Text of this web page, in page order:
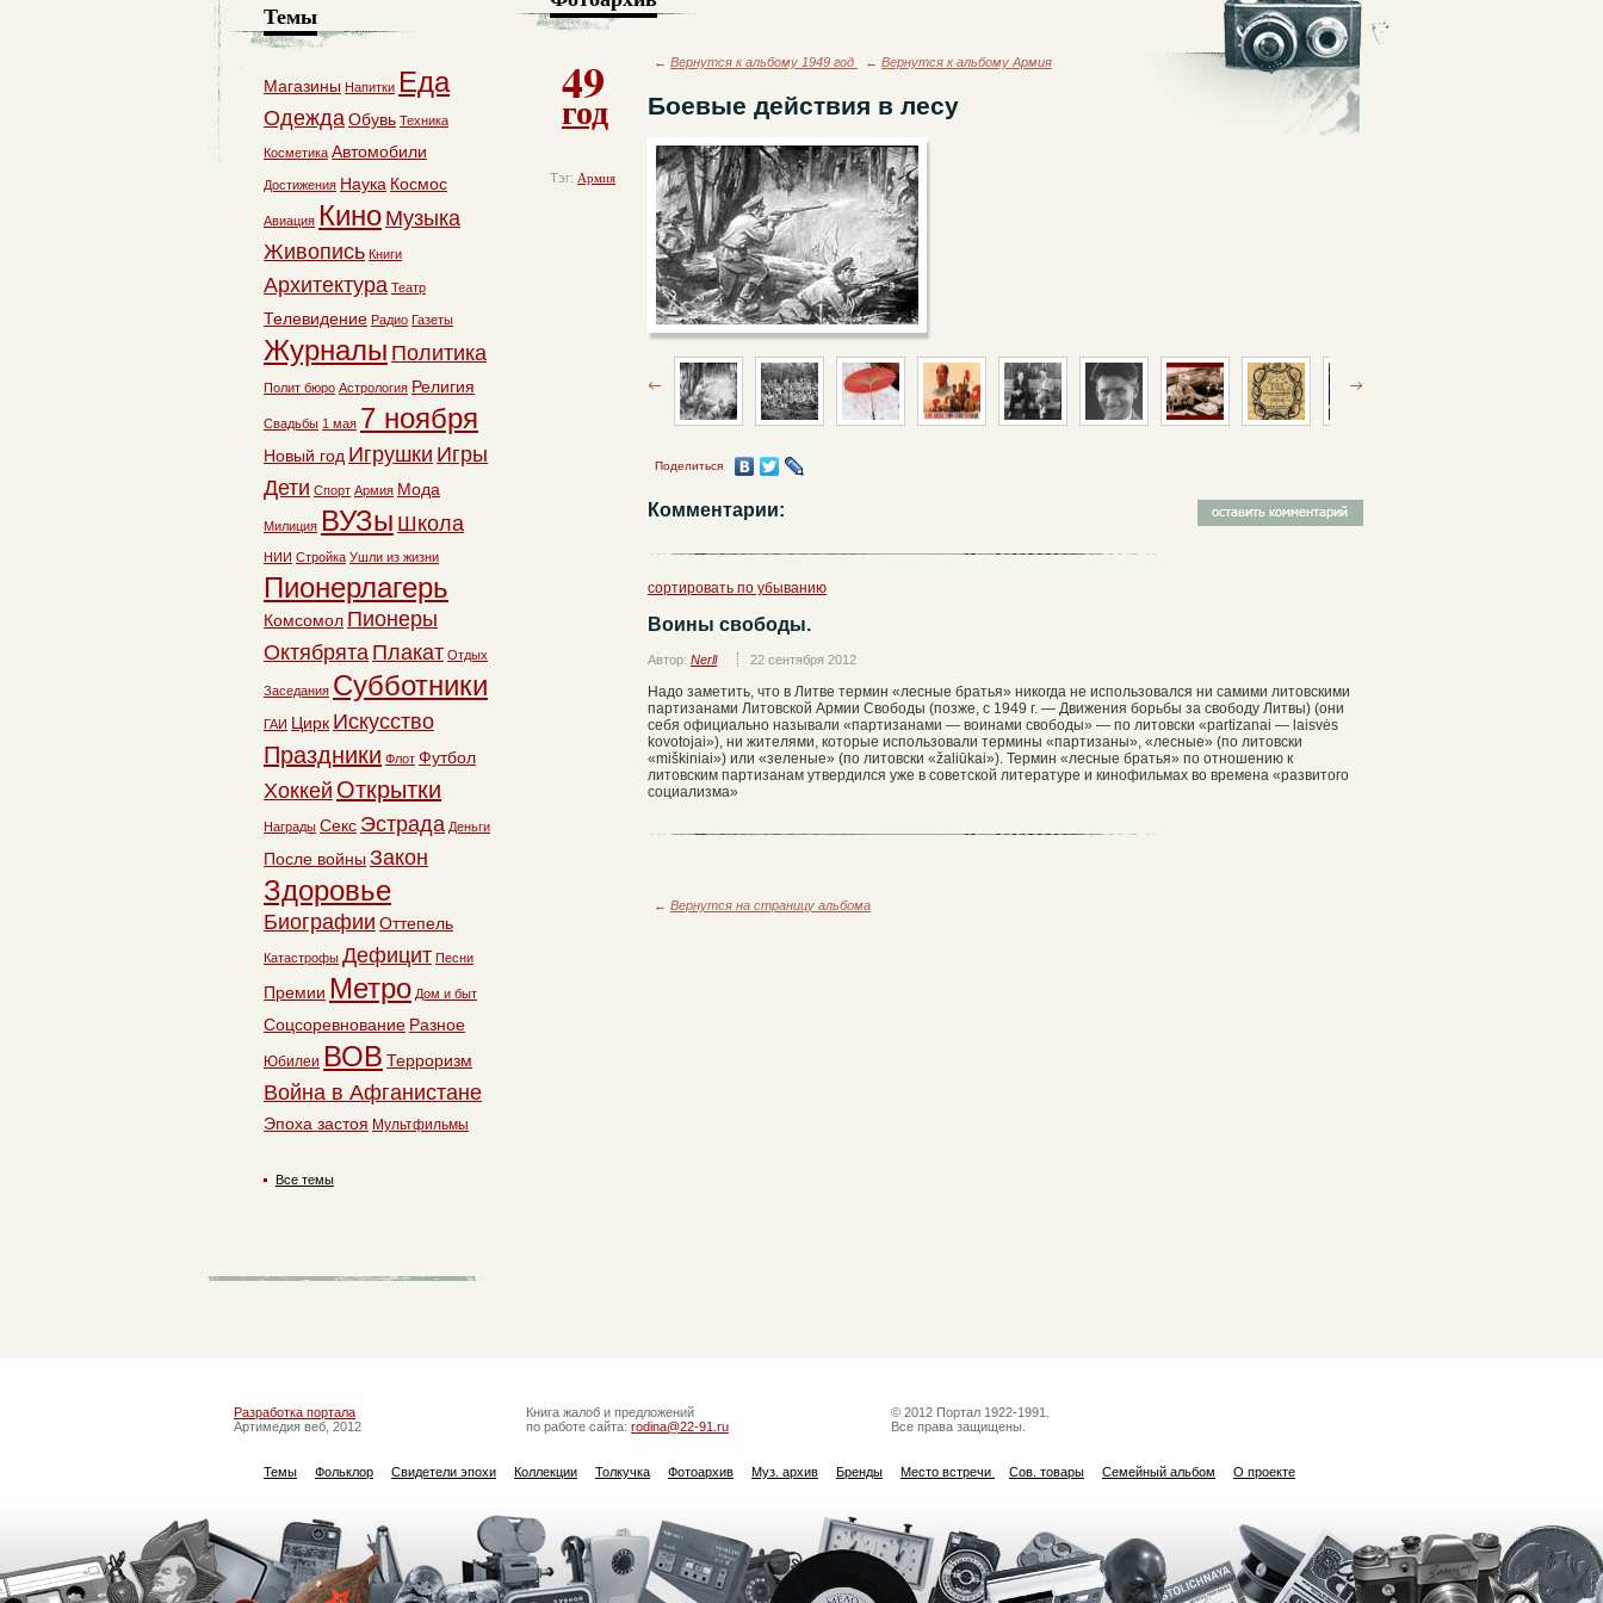
49
год
Тэг: Армия
← Вернутся к альбому 1949 год ← Вернутся к альбому Армия
Боевые действия в лесу
Поделиться
Комментарии:
сортировать по убыванию
Воины свободы.
Автор: Nerll 22 сентября 2012
Надо заметить, что в Литве термин «лесные братья» никогда не использовался ни самими литовскими
партизанами Литовской Армии Свободы (позже, с 1949 г. — Движения борьбы за свободу Литвы) (они
себя официально называли «партизанами — воинами свободы» — по литовски «partizanai — laisvės
kovotojai»), ни жителями, которые использовали термины «партизаны», «лесные» (по литовски
«miškiniai») или «зеленые» (по литовски «žaliūkai»). Термин «лесные братья» по отношению к
литовским партизанам утвердился уже в советской литературе и кинофильмах во времена «развитого
социализма»
← Вернутся на страницу альбома
Темы
Магазины Напитки Еда
ОдеждаОбувь Техника
Косметика Автомобили
Достижения Наука Космос
Авиация Кино Музыка
Живопись Книги
Архитектура Театр
Телевидение Радио Газеты
Журналы Политика
Полит бюро Астрология Религия
Свадьбы 1 мая 7 ноября
Новый год Игрушки Игры
Дети Спорт Армия Мода
Милиция ВУЗы Школа
НИИ Стройка Ушли из жизни
Пионерлагерь
Комсомол Пионеры
Октябрята Плакат Отдых
Заседания Субботники
ГАИ Цирк Искусство
Праздники Флот Футбол
Хоккей Открытки
Награды Секс Эстрада Деньги
После войны Закон
Здоровье
Биографии Оттепель
Катастрофы Дефицит Песни
Премии Метро Дом и быт
Соцсоревнование Разное
Юбилеи ВОВ Терроризм
Война в Афганистане
Эпоха застоя Мультфильмы
Все темы
Разработка портала
Артимедия веб, 2012
Книга жалоб и предложений
по работе сайта: rodina@22-91.ru
© 2012 Портал 1922-1991.
Все права защищены.
Темы Фольклор Свидетели эпохи Коллекции Толкучка Фотоархив Муз. архив Бренды Место встречи Сов. товары Семейный альбом О проекте